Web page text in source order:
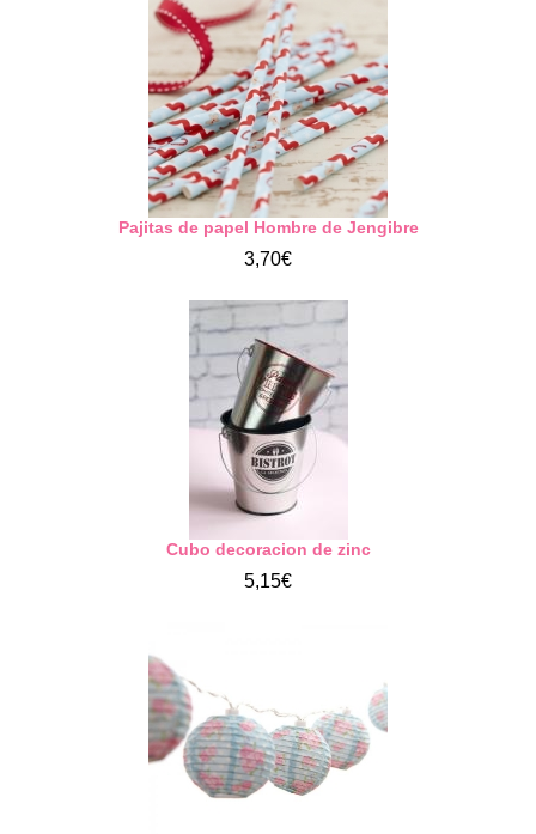
Pajitas de papel Hombre de Jengibre
3,70€
Cubo decoracion de zinc
5,15€